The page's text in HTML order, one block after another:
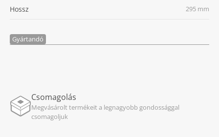
Hossz 295 mm
Gyártandó
Csomagolás
Megvásárolt termékeit a legnagyobb gondossággal
csomagoljuk